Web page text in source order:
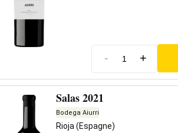
- +
Salas 2021
Bodega Aiurri
Rioja (Espagne)